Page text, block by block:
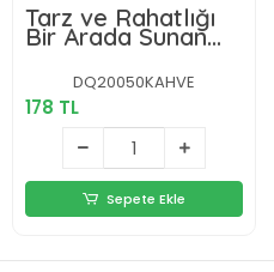
Tarz ve Rahatlığı
Bir Arada Sunan
Yüksek Bel Esnek
Likralı Krep Şort
Kahverengi
DQ20050KAHVE
178 TL
Sepete Ekle